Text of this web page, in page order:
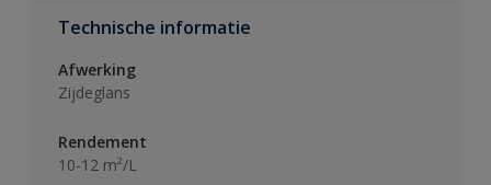
Technische informatie
Afwerking
Zijdeglans
Rendement
10-12 m²/L